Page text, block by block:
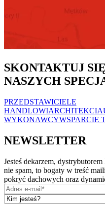
SKONTAKTUJ
NASZYCH
PRZEDSTAWICIELE
HANDLOWIARCHITEKCI
WYKONAWCYWSPARCIE
NEWSLETTER
Jesteś dekarzem,
nie spam, to bogaty w treść
pokryć dachowych oraz